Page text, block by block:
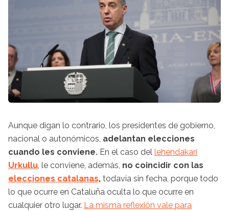
Aunque digan lo contrario, los presidentes de gobierno,
nacional o autonómicos, adelantan elecciones
cuando les conviene. En el caso del lehendakari
Urkullu, le conviene, además, no coincidir con las
elecciones catalanas, todavía sin fecha, porque todo
lo que ocurre en Cataluña oculta lo que ocurre en
cualquier otro lugar. La misma reflexión vale para